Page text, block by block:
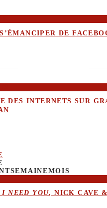
DE
DES INTERNETS SUR
SEMAINEMOIS
I NEED YOU, NICK CAVE